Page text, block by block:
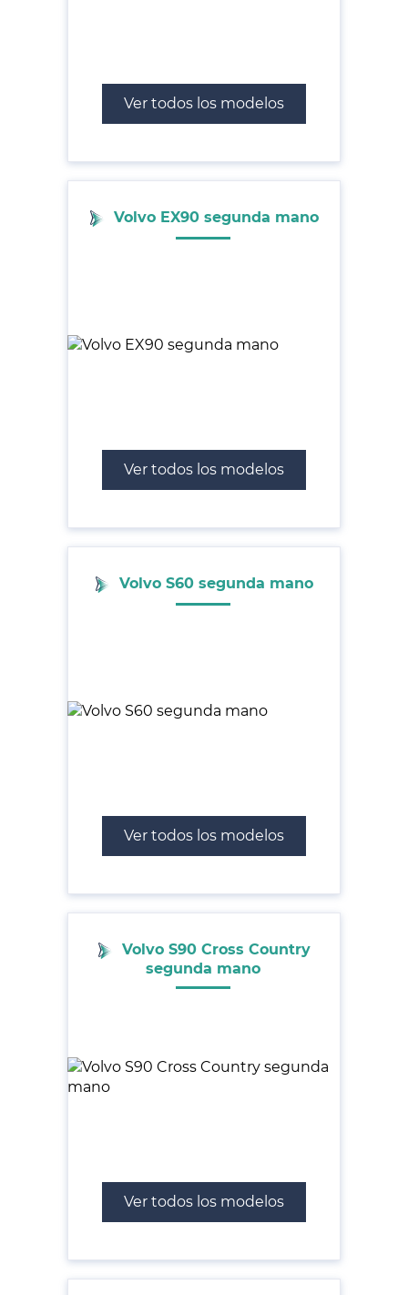
Ver todos los modelos
Volvo EX90 segunda mano
Ver todos los modelos
Volvo S60 segunda mano
Ver todos los modelos
Volvo S90 Cross Country
segunda mano
Ver todos los modelos